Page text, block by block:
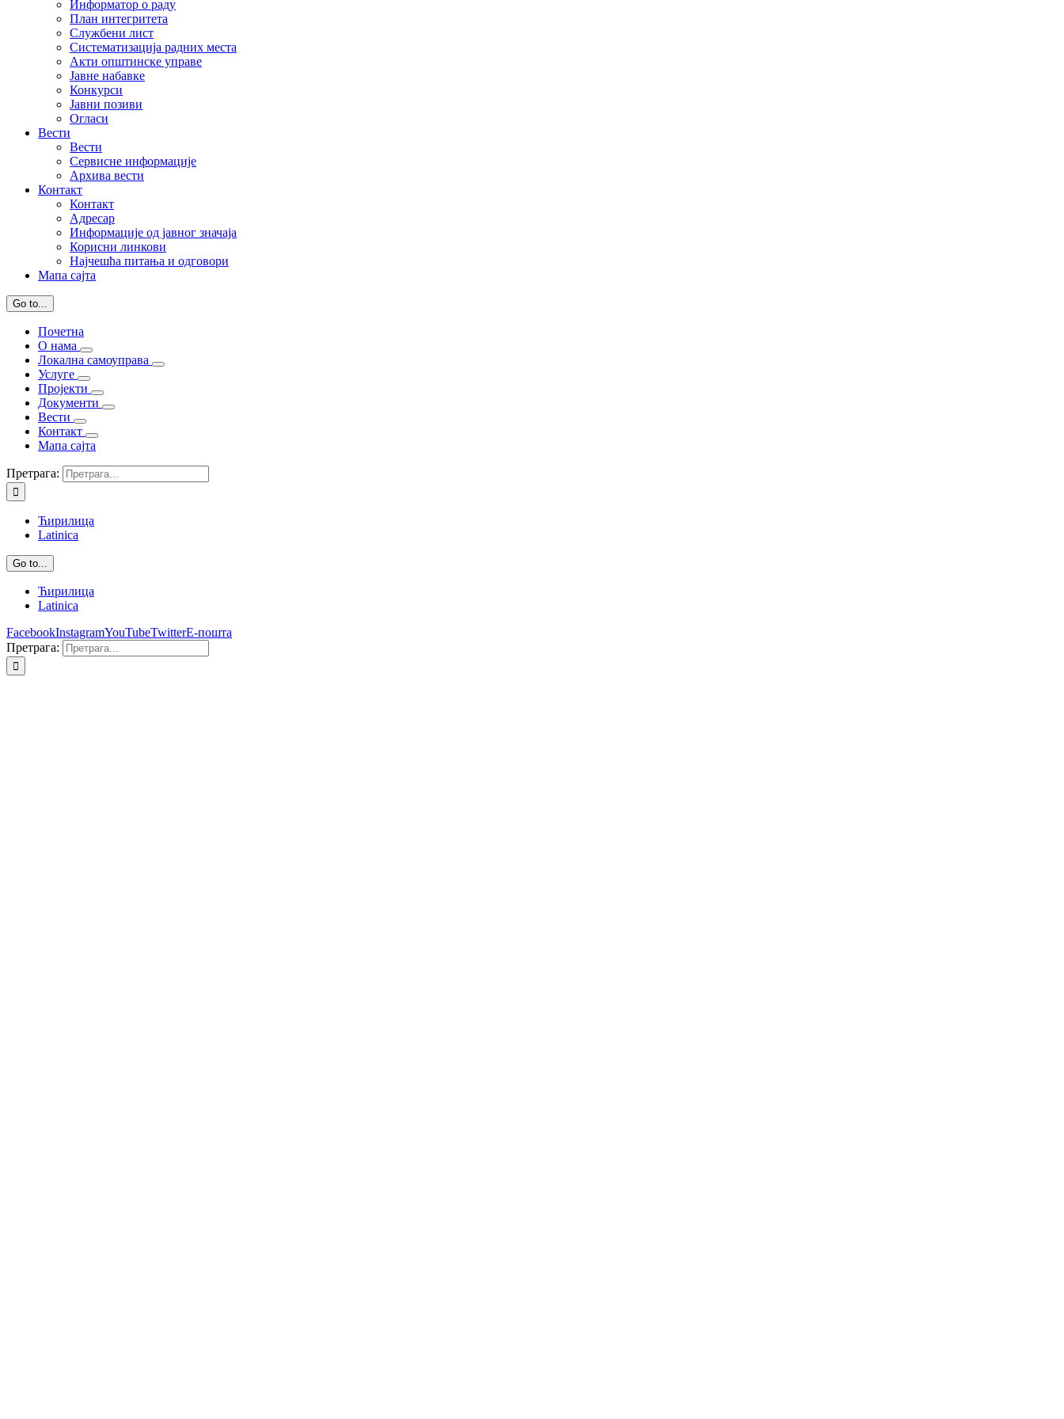
Информатор о раду
План интегритета
Службени лист
Систематизација радних места
Акти општинске управе
Јавне набавке
Конкурси
Јавни позиви
Огласи
Вести
Вести
Сервисне информације
Архива вести
Контакт
Контакт
Адресар
Информације од јавног значаја
Корисни линкови
Најчешћа питања и одговори
Мапа сајта
Go to...
Почетна
О нама
Локална самоуправа
Услуге
Пројекти
Документи
Вести
Контакт
Мапа сајта
Претрага:
Ћирилица
Latinica
Go to...
Ћирилица
Latinica
FacebookInstagramYouTubeTwitterЕ-пошта
Претрага: